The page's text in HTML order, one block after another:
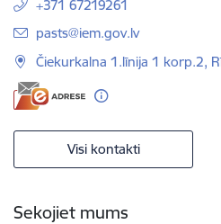
+371 67219261
E-pasts:
pasts@iem.gov.lv
Čiekurkalna 1.līnija 1 korp.2,
Visi kontakti
Sekojiet mums